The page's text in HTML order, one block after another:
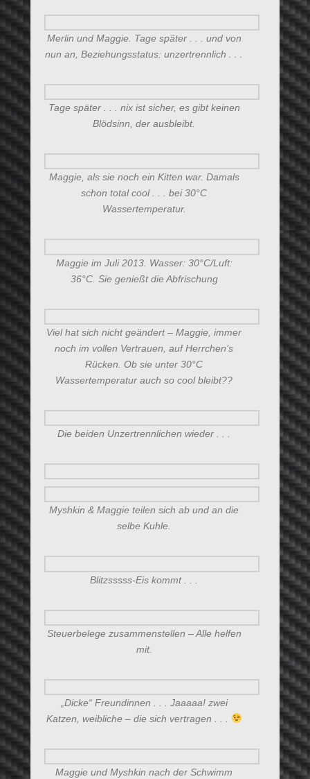
Merlin und Maggie. Tage später . . . und von
nun an, Beziehungsstatus: unzertrennlich . . .
Tage später . . . nix ist sicher, es gibt keinen
Blödsinn, der ausbleibt.
Maggie, als sie noch ein Kitten war. Damals
schon total cool . . . bei 30°C
Wassertemperatur.
Maggie im Juli 2013. Wasser: 30°C/Luft:
36°C. Sie genießt die Abfrischung
Viel hat sich nicht geändert – Maggie, immer
noch im vollen Vertrauen, auf Herrchen’s
Rücken. Ob sie unter 30°C
Wassertemperatur auch so cool bleibt??
Die beiden Unzertrennlichen wieder . . .
Myshkin & Maggie teilen sich ab und an die
selbe Kuhle.
Blitzsssss-Eis kommt . . .
Steuerbelege zusammenstellen – Alle helfen
mit.
„Dicke“ Freundinnen . . . Jaaaaa! zwei
Katzen, weibliche – die sich vertragen . . .
Maggie und Myshkin nach der Schwimm